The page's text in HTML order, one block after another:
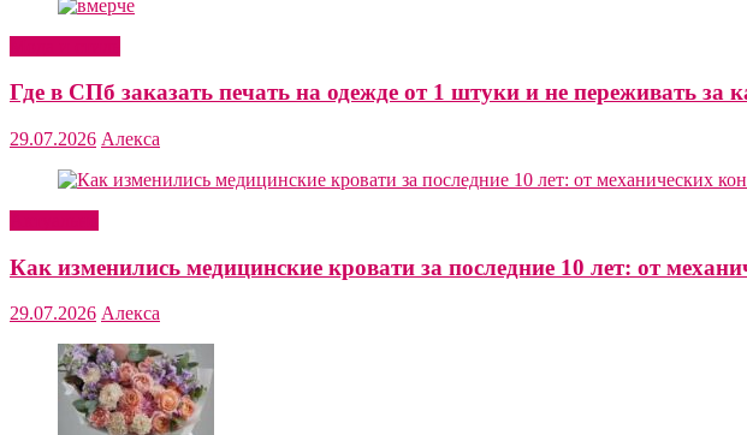
Где в СПб заказать печать на одежде от 1 штуки и не переживать за
29.07.2026 Алекса
Как изменились медицинские кровати за последние 10 лет: от
29.07.2026 Алекса